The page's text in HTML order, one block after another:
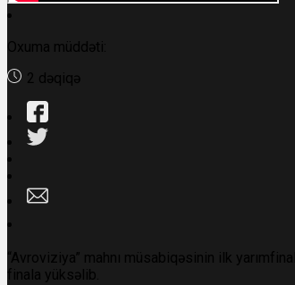
Oxuma müddəti:
2 dəqiqə
“Avroviziya” mahnı müsabiqəsinin ilk
finala yüksəlib.